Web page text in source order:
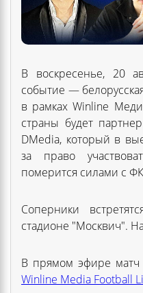
В воскресенье, 20
событие —
в рамках Winline
страны будет
DMedia, который в
за право
померится силами с
Соперники
стадионе "Москвич".
В прямом эфире матч
Winline Media Football